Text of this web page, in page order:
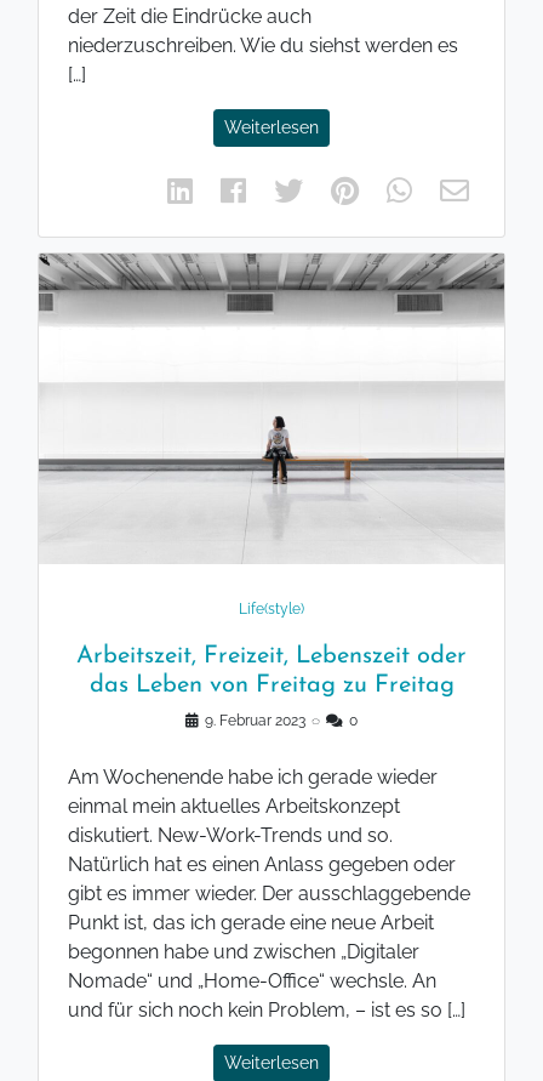
der Zeit die Eindrücke auch
niederzuschreiben. Wie du siehst werden es
[…]
Weiterlesen
Life(style)
Arbeitszeit, Freizeit, Lebenszeit oder
das Leben von Freitag zu Freitag
9. Februar 2023 ◌ 0
Am Wochenende habe ich gerade wieder
einmal mein aktuelles Arbeitskonzept
diskutiert. New-Work-Trends und so.
Natürlich hat es einen Anlass gegeben oder
gibt es immer wieder. Der ausschlaggebende
Punkt ist, das ich gerade eine neue Arbeit
begonnen habe und zwischen „Digitaler
Nomade“ und „Home-Office“ wechsle. An
und für sich noch kein Problem, – ist es so […]
Weiterlesen